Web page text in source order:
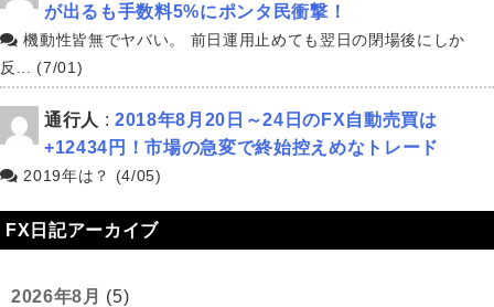
が出るも手数料5%にポンタ民衝撃！
機動性皆無でヤバい。 前日運用止めても翌日の閉場後にしか
反... (7/01)
通行人 : 2018年8月20日～24日のFX自動売買は
+12434円！市場の急変で終始控えめなトレード
2019年は？ (4/05)
FX日記アーカイブ
2026年8月 (5)